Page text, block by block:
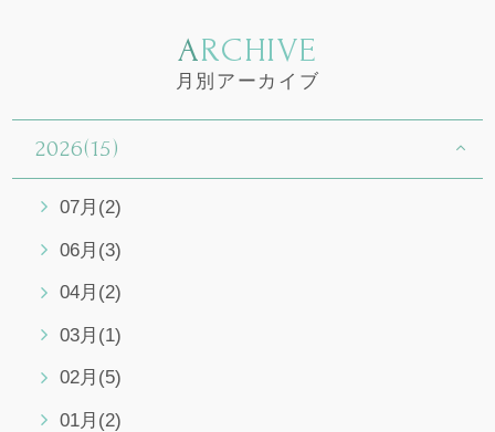
ARCHIVE
月別アーカイブ
2026(15)
07月(2)
06月(3)
04月(2)
03月(1)
02月(5)
01月(2)